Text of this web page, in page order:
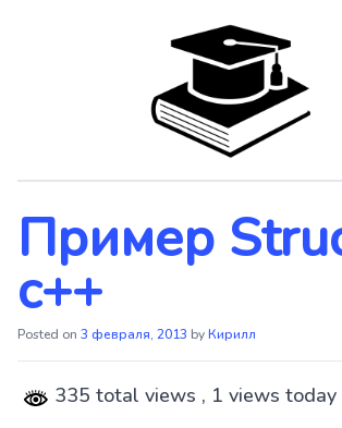
Пример
с++
Posted on 3 февраля, 2013 byКирилл
335 total views , 1 views today